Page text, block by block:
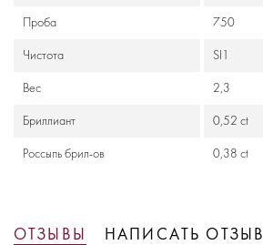
Проба 750
Чистота SI1
Вес 2,3
Бриллиант 0,52 ct
Россыпь брил-ов 0,38 ct
ОТЗЫВЫ НАПИСАТЬ ОТЗЫВ